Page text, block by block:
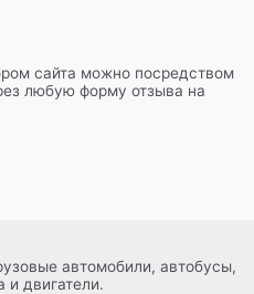
сайта можно посредством
любую форму отзыва на
автомобили, автобусы,
и двигатели.